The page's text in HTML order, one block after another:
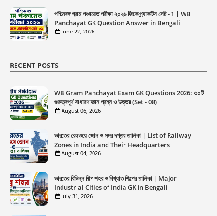
পশ্চিমবঙ্গ গ্রাম পঞ্চায়েত পরীক্ষা ২০২৬ জিকে প্র্যাকটিস সেট - 1 | WB
Panchayat GK Question Answer in Bengali
June 22, 2026
RECENT POSTS
WB Gram Panchayat Exam GK Questions 2026: ৩০টি
গুরুত্বপূর্ণ সাধারণ জ্ঞান প্রশ্ন ও উত্তর (Set - 08)
August 06, 2026
ভারতের রেলওয়ে জোন ও সদর দপ্তর তালিকা | List of Railway
Zones in India and Their Headquarters
August 04, 2026
ভারতের বিভিন্ন শিল্প শহর ও বিখ্যাত শিল্পের তালিকা | Major
Industrial Cities of India GK in Bengali
July 31, 2026